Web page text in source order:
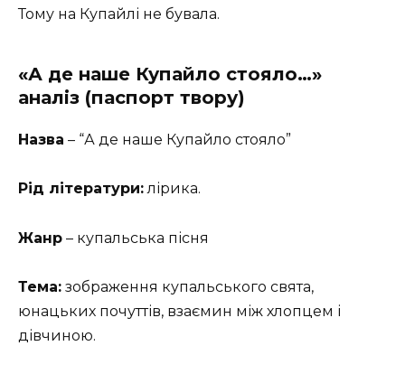
Тому на Купайлі не бувала.
«А де наше Купайло стояло…»
аналіз (паспорт твору)
Назва – “А де наше Купайло стояло”
Рід літератури:лірика.
Жанр – купальська пісня
Тема: зображення купальського свята,
юнацьких почуттів, взаємин між хлопцем і
дівчиною.